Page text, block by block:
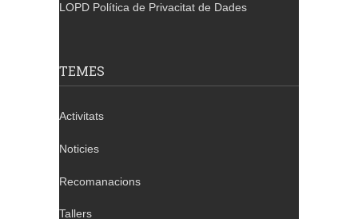
LOPD Política de Privacitat de Dades
TEMES
Activitats
Noticies
Recomanacions
Tallers